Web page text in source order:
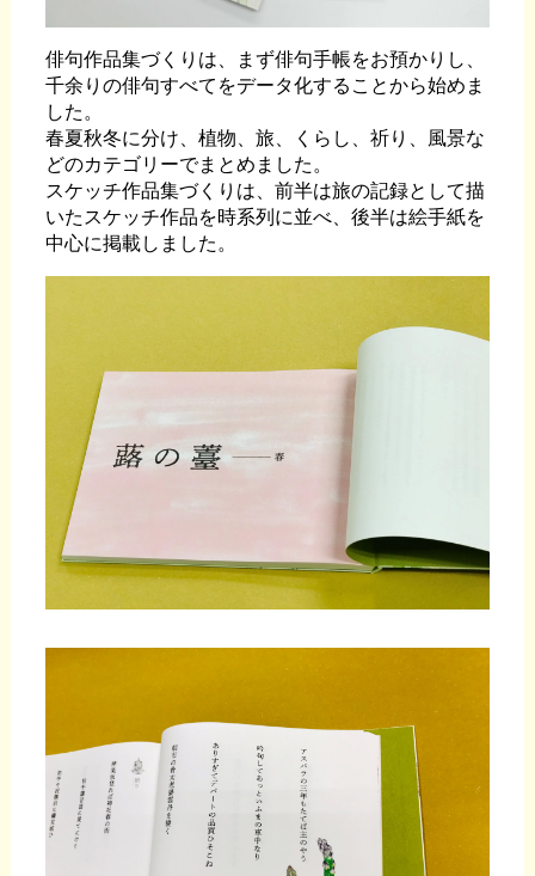
俳句作品集づくりは、まず俳句手帳をお預かりし、
千余りの俳句すべてをデータ化することから始めま
した。
春夏秋冬に分け、植物、旅、くらし、祈り、風景な
どのカテゴリーでまとめました。
スケッチ作品集づくりは、前半は旅の記録として描
いたスケッチ作品を時系列に並べ、後半は絵手紙を
中心に掲載しました。